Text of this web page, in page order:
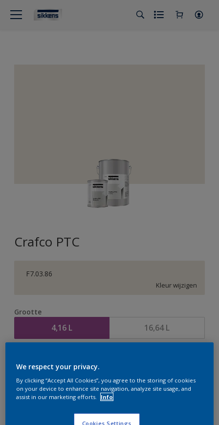
Crafco PTC
F7.03.86
Kleur wijzigen
Grootte
4,16 L 16,64 L
te bestellen. Houd de website in de gaten, we werken
We respect your privacy.
By clicking “Accept All Cookies”, you agree to the storing of cookies
on your device to enhance site navigation, analyze site usage, and
assist in our marketing efforts.
Info
Cookies Settings